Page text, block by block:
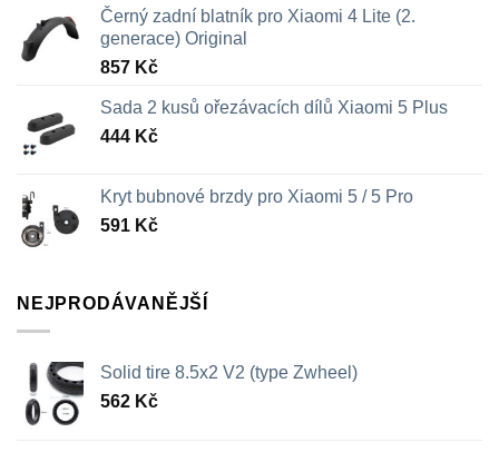
Černý zadní blatník pro Xiaomi 4 Lite (2.
generace) Original
857 Kč
Sada 2 kusů ořezávacích dílů Xiaomi 5 Plus
444 Kč
Kryt bubnové brzdy pro Xiaomi 5 / 5 Pro
591 Kč
NEJPRODÁVANĚJŠÍ
Solid tire 8.5x2 V2 (type Zwheel)
562 Kč